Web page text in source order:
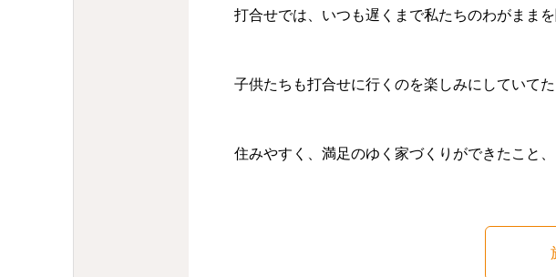
打合せでは、いつも遅くまで私たちのわがまま
子供たちも打合せに行くのを楽しみにしていて
住みやすく、満足のゆく家づくりができたこと